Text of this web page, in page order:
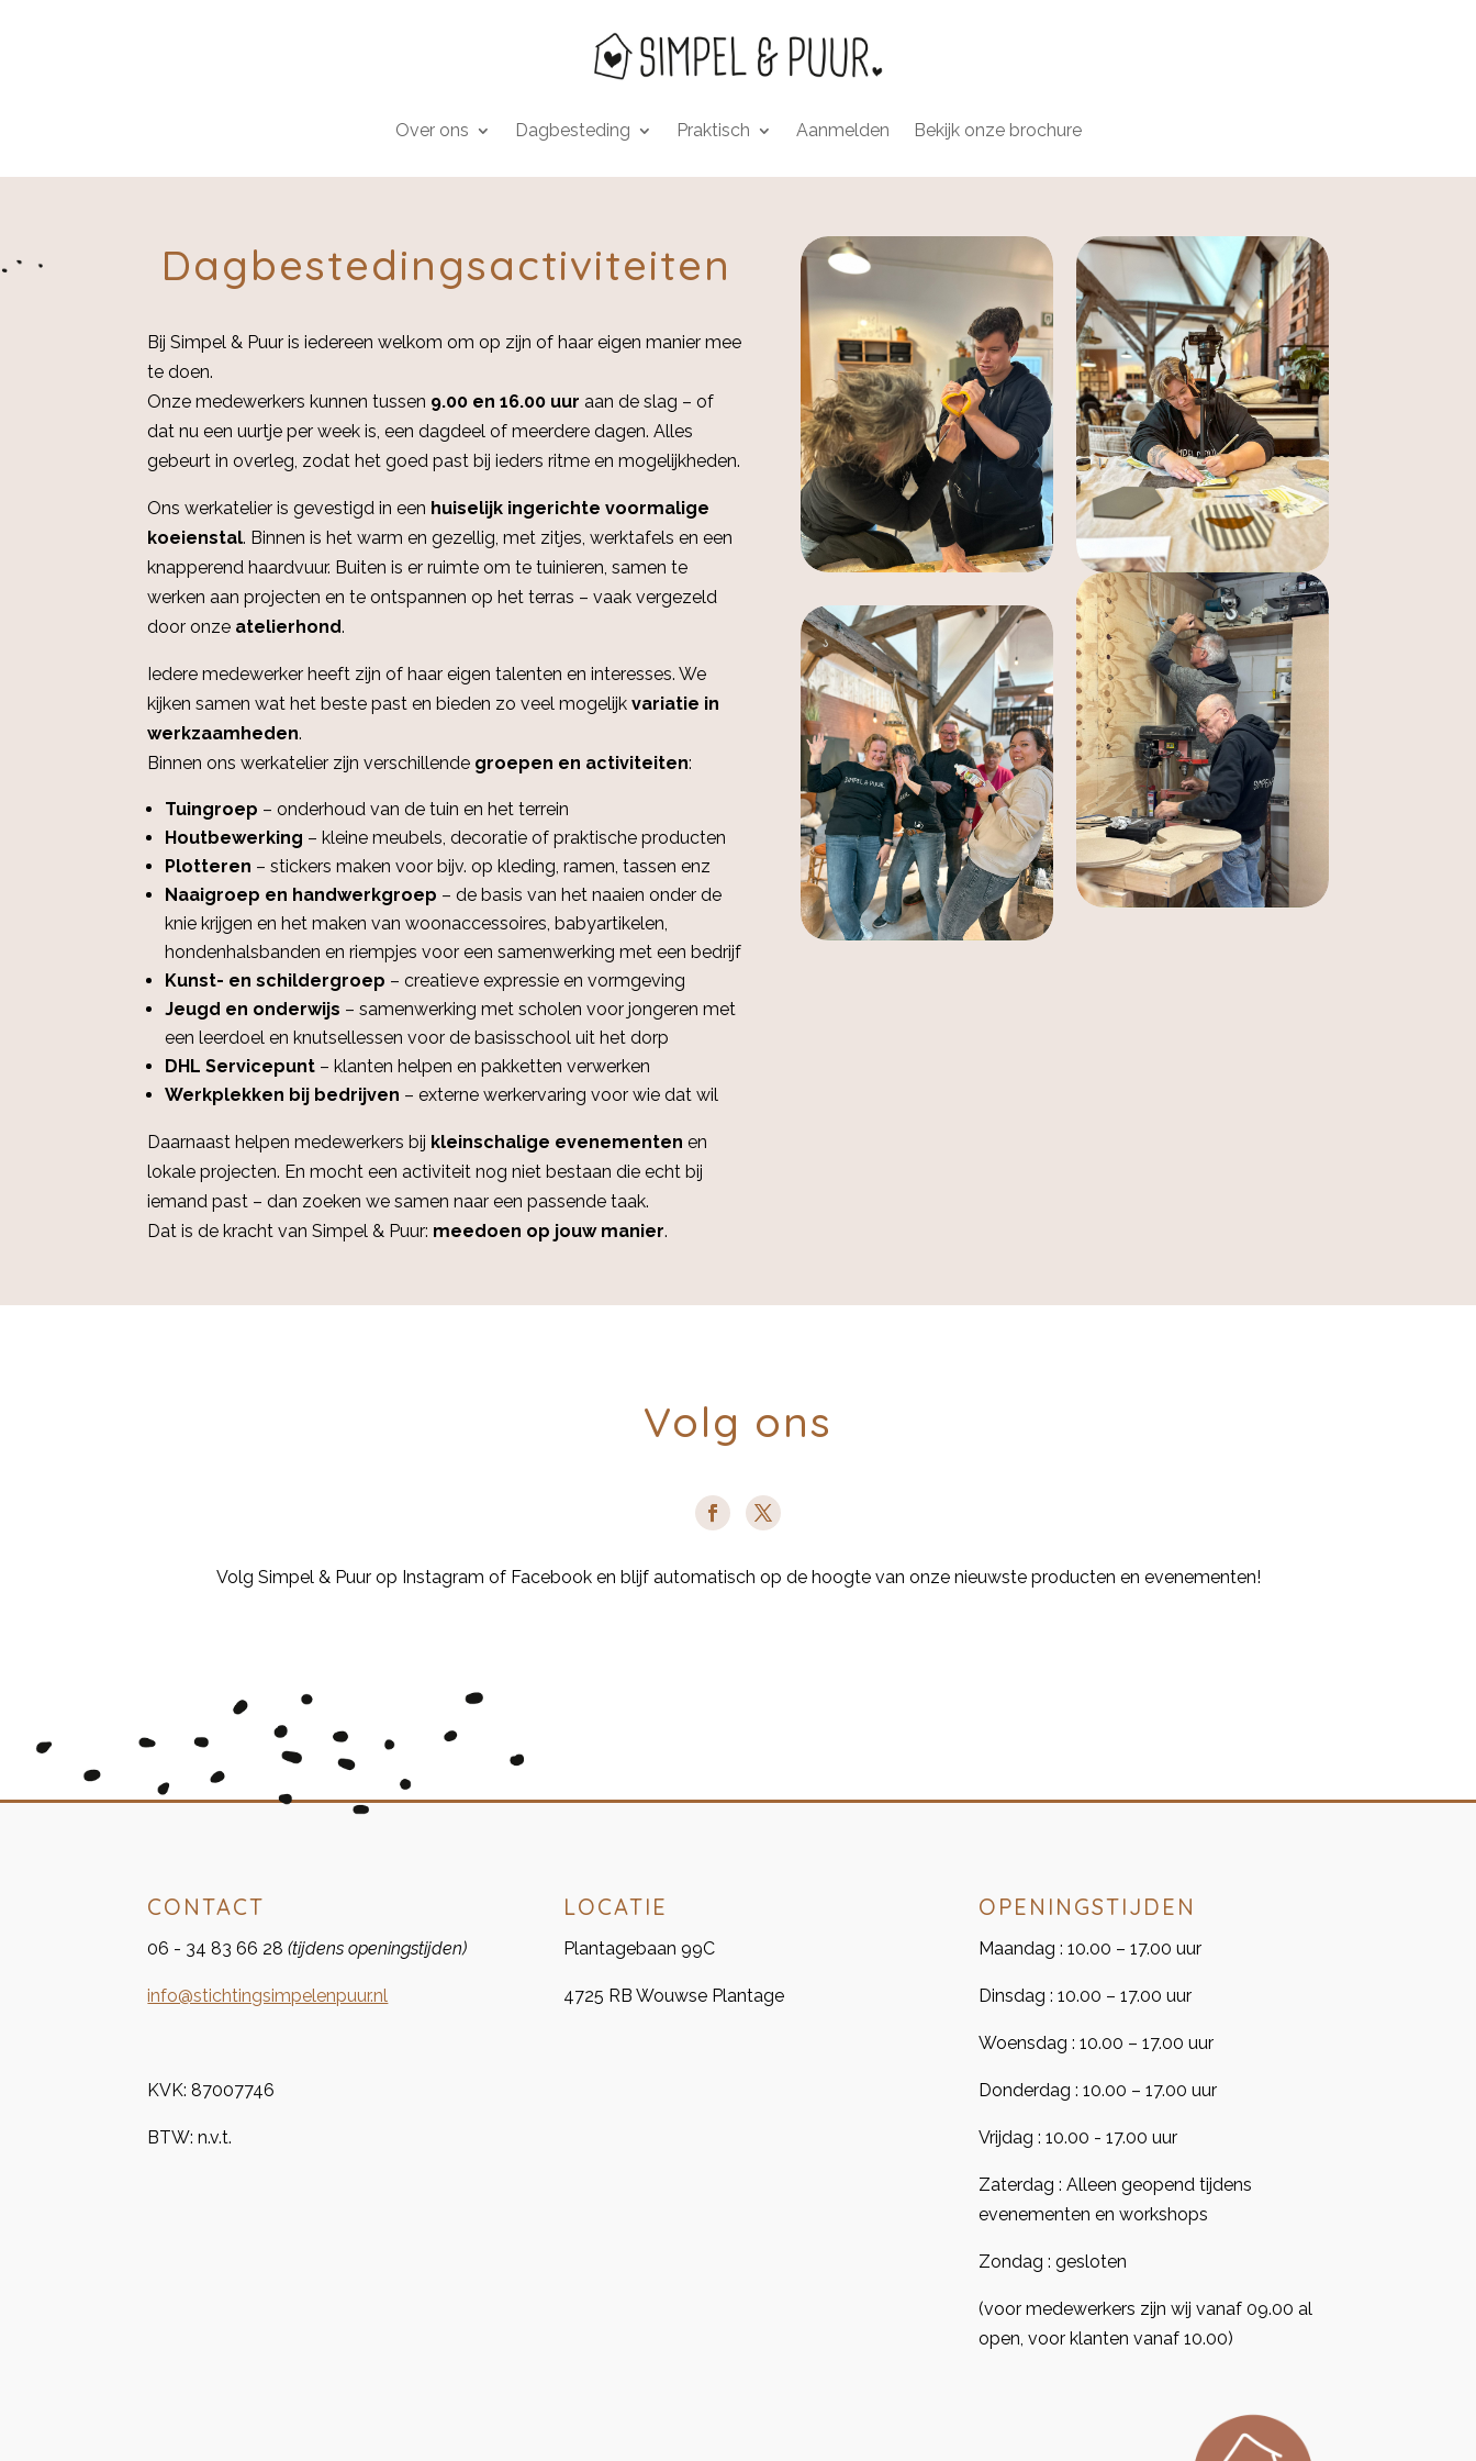
Over ons Dagbesteding Praktisch Aanmelden Bekijk onze brochure
Dagbestedingsactiviteiten
Bij Simpel & Puur is iedereen welkom om op zijn of haar eigen manier mee
te doen.
Onze medewerkers kunnen tussen 9.00 en 16.00 uur aan de slag – of
dat nu een uurtje per week is, een dagdeel of meerdere dagen. Alles
gebeurt in overleg, zodat het goed past bij ieders ritme en mogelijkheden.
Ons werkatelier is gevestigd in een huiselijk ingerichte voormalige
koeienstal. Binnen is het warm en gezellig, met zitjes, werktafels en een
knapperend haardvuur. Buiten is er ruimte om te tuinieren, samen te
werken aan projecten en te ontspannen op het terras – vaak vergezeld
door onze atelierhond.
Iedere medewerker heeft zijn of haar eigen talenten en interesses. We
kijken samen wat het beste past en bieden zo veel mogelijkvariatie in
werkzaamheden.
Binnen ons werkatelier zijn verschillende groepen en activiteiten:
Tuingroep – onderhoud van de tuin en het terrein
Houtbewerking – kleine meubels, decoratie of praktische producten
Plotteren – stickers maken voor bijv. op kleding, ramen, tassen enz
Naaigroep en handwerkgroep – de basis van het naaien onder de
knie krijgen en het maken van woonaccessoires, babyartikelen,
hondenhalsbanden en riempjes voor een samenwerking met een bedrijf
Kunst- en schildergroep – creatieve expressie en vormgeving
Jeugd en onderwijs – samenwerking met scholen voor jongeren met
een leerdoel en knutsellessen voor de basisschool uit het dorp
DHL Servicepunt – klanten helpen en pakketten verwerken
Werkplekken bij bedrijven – externe werkervaring voor wie dat wil
Daarnaast helpen medewerkers bij kleinschalige evenementen en
lokale projecten. En mocht een activiteit nog niet bestaan die echt bij
iemand past – dan zoeken we samen naar een passende taak.
Dat is de kracht van Simpel & Puur: meedoen op jouw manier.
Volg ons
Volg Simpel & Puur op Instagram of Facebook en blijf automatisch op de hoogte van onze nieuwste producten en evenementen!
CONTACT
06 - 34 83 66 28(tijdens openingstijden)
info@stichtingsimpelenpuur.nl
KVK:87007746
BTW: n.v.t.
LOCATIE
Plantagebaan 99C
4725 RB Wouwse Plantage
OPENINGSTIJDEN
Maandag : 10.00 – 17.00 uur
Dinsdag : 10.00 – 17.00 uur
Woensdag : 10.00 – 17.00 uur
Donderdag : 10.00 – 17.00 uur
Vrijdag : 10.00 - 17.00 uur
Zaterdag : Alleen geopend tijdens
evenementen en workshops
Zondag : gesloten
(voor medewerkers zijn wij vanaf 09.00 al
open, voor klanten vanaf 10.00)